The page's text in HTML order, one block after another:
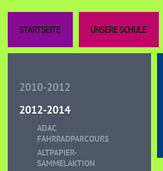
STARTSEITE UNSERE SCHULE
2010-2012
2012-2014
ADAC
FAHRRADPARCOURS
ALTPAPIER-
SAMMELAKTION